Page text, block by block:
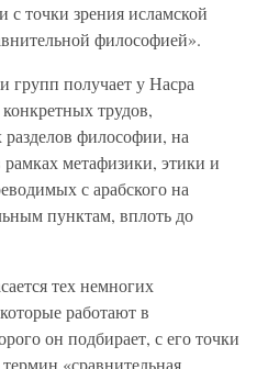
с точки зрения исламской
философией».
групп получает у Насра
трудов,
философии, на
рамках метафизики, этики и
с арабского на
пунктам, вплоть до
тех немногих
работают в
он подбирает, с его точки
«сравнительная